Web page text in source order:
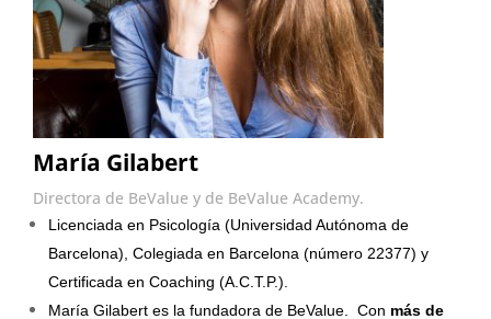
María Gilabert
Directora de BeValue y de BeValue Academy.
Licenciada en Psicología (Universidad Autónoma de
Barcelona), Colegiada en Barcelona (número 22377) y
Certificada en Coaching (A.C.T.P.).
María Gilabert es la fundadora de BeValue. Con más de